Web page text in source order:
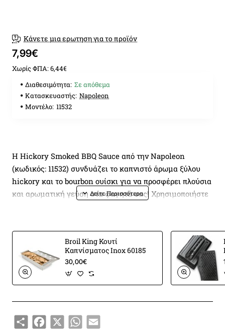
Κάνετε μια ερωτηση για το προϊόν
7,99€
Χωρίς ΦΠΑ: 6,44€
Διαθεσιμότητα: Σε απόθεμα
Κατασκευαστής: Napoleon
Μοντέλο: 11532
Η Hickory Smoked BBQ Sauce από την Napoleon
(κωδικός: 11532) συνδυάζει το καπνιστό άρωμα ξύλου
hickory και το bourbon ουίσκι για να προσφέρει πλούσια
και αρωματική γεύση στα φαγητά σας! Χρησιμοποιήστε
εστιατορικού επιπέδου!
Η Hickory Smoked BBQ Sauce από την Napoleon
(κωδικός: 11532) έρχεται για να δώσει μία νέα διάσταση
στα πιάτα σας! Με τη μοναδική γεύση ξύλου hickory
κρέας και χοιρινό. Το ξύλο hickory, με το
Broil King Κουτί
Καπνίσματος Inox 60185
30,00€
ShareFacebook
X WhatsApp
Email